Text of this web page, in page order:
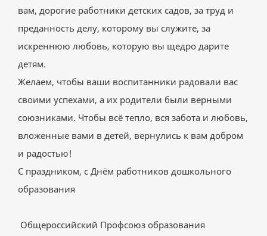
вам, дорогие работники детских садов, за труд и
преданность делу, которому вы служите, за
искреннюю любовь, которую вы щедро дарите
детям.
Желаем, чтобы ваши воспитанники радовали вас
своими успехами, а их родители были верными
союзниками. Чтобы всё тепло, вся забота и любовь,
вложенные вами в детей, вернулись к вам добром
и радостью!
С праздником, с Днём работников дошкольного
образования
Общероссийский Профсоюз образования